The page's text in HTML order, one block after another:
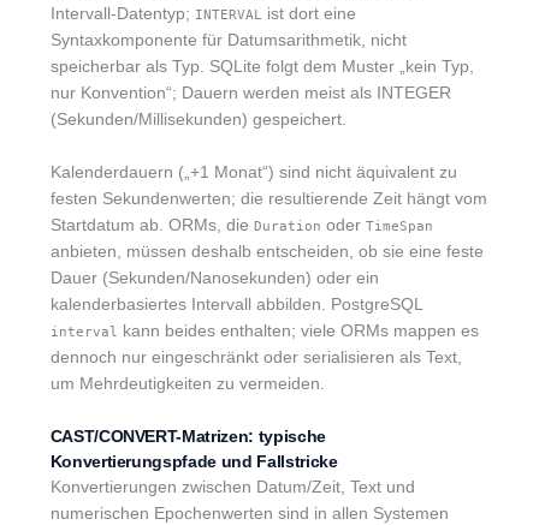
Intervall-Datentyp; INTERVAL ist dort eine
Syntaxkomponente für Datumsarithmetik, nicht
speicherbar als Typ. SQLite folgt dem Muster „kein Typ,
nur Konvention“; Dauern werden meist als INTEGER
(Sekunden/Millisekunden) gespeichert.
Kalenderdauern („+1 Monat“) sind nicht äquivalent zu
festen Sekundenwerten; die resultierende Zeit hängt vom
Startdatum ab. ORMs, die Duration oder TimeSpan
anbieten, müssen deshalb entscheiden, ob sie eine feste
Dauer (Sekunden/Nanosekunden) oder ein
kalenderbasiertes Intervall abbilden. PostgreSQL
interval kann beides enthalten; viele ORMs mappen es
dennoch nur eingeschränkt oder serialisieren als Text,
um Mehrdeutigkeiten zu vermeiden.
CAST/CONVERT-Matrizen: typische
Konvertierungspfade und Fallstricke
Konvertierungen zwischen Datum/Zeit, Text und
numerischen Epochenwerten sind in allen Systemen